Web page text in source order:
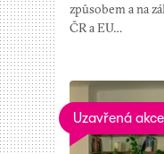
způsobem a na
ČR a EU…
Uzavřená akce